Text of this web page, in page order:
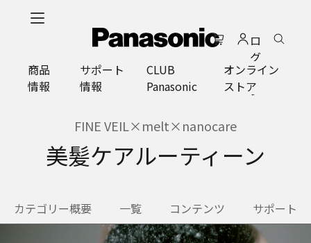
ロ
グ
イ
ン
商品
情報
サポート
情報
CLUB
Panasonic
オンライン
ストア
FINE VEIL×melt×nanocare
美髪ケアルーティーン
カテゴリー概要 一覧 コンテンツ サポート